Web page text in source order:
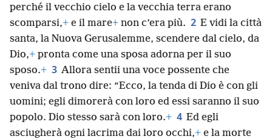
perché il vecchio cielo e la vecchia terra erano
scomparsi,+ e il mare+ non c’era più. 2 E vidi la città
santa, la Nuova Gerusalemme, scendere dal cielo, da
Dio,+ pronta come una sposa adorna per il suo
sposo.+ 3 Allora sentii una voce possente che
veniva dal trono dire: “Ecco, la tenda di Dio è con gli
uomini; egli dimorerà con loro ed essi saranno il suo
popolo. Dio stesso sarà con loro.+ 4 Ed egli
asciugherà ogni lacrima dai loro occhi,+ e la morte